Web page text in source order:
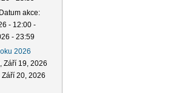
Datum akce:
- 12:00 -
- 23:59
2026
Září 19, 2026
Září 20, 2026